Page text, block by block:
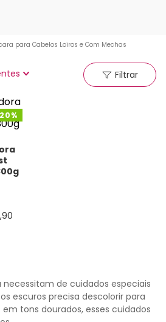
para Cabelos Loiros e Com Mechas
Filtrar
20%
,90
necessitam de cuidados especiais
escuros precisa descolorir para
tons dourados, esses cuidados